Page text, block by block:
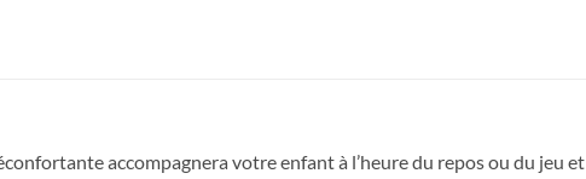
accompagnera votre enfant à l’heure du repos ou du jeu et